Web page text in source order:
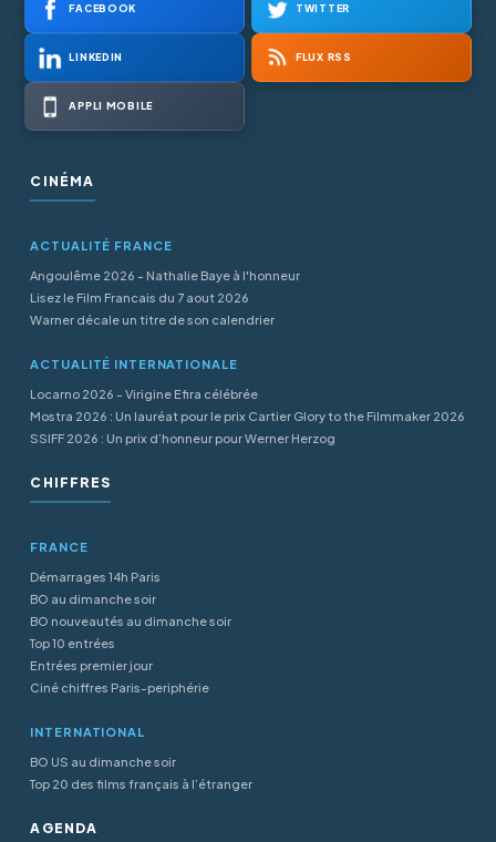
FACEBOOK TWITTER
LINKEDIN FLUX RSS
APPLI MOBILE
CINÉMA
ACTUALITÉ FRANCE
Angoulême 2026 - Nathalie Baye à l'honneur
Lisez le Film Francais du 7 aout 2026
Warner décale un titre de son calendrier
ACTUALITÉ INTERNATIONALE
Locarno 2026 - Virigine Efira célébrée
Mostra 2026 : Un lauréat pour le prix Cartier Glory to the Filmmaker 2026
SSIFF 2026 : Un prix d’honneur pour Werner Herzog
CHIFFRES
FRANCE
Démarrages 14h Paris
BO au dimanche soir
BO nouveautés au dimanche soir
Top 10 entrées
Entrées premier jour
Ciné chiffres Paris-periphérie
INTERNATIONAL
BO US au dimanche soir
Top 20 des films français à l’étranger
AGENDA